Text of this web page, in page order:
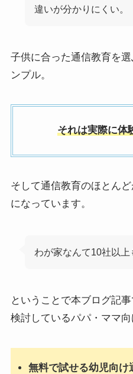
違いが分かりにくい。
子供に合った通信教育を
ンプル。
それは実際に体
そして通信教育のほとん
になっています。
わが家なんて10社以
ということで本ブログ記
検討しているパパ・ママ向
無料で試せる幼児向け